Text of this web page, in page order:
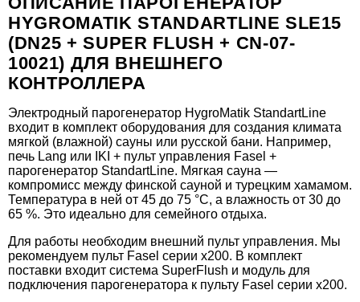
HYGROMATIK STANDARTLINE SLE15
(DN25 + SUPER FLUSH + CN-07-
10021) ДЛЯ ВНЕШНЕГО
КОНТРОЛЛЕРА
Электродный парогенератор HygroMatik StandartLine
входит в комплект оборудования для создания климата
мягкой (влажной) сауны или русской бани. Например,
печь Lang или IKI + пульт управления Fasel +
парогенератор StandartLine. Мягкая сауна —
компромисс между финской сауной и турецким хамамом.
Температура в ней от 45 до 75 °C, а влажность от 30 до
65 %. Это идеально для семейного отдыха.
Для работы необходим внешний пульт управления. Мы
рекомендуем пульт Fasel серии x200. В комплект
поставки входит система SuperFlush и модуль для
подключения парогенератора к пульту Fasel серии x200.